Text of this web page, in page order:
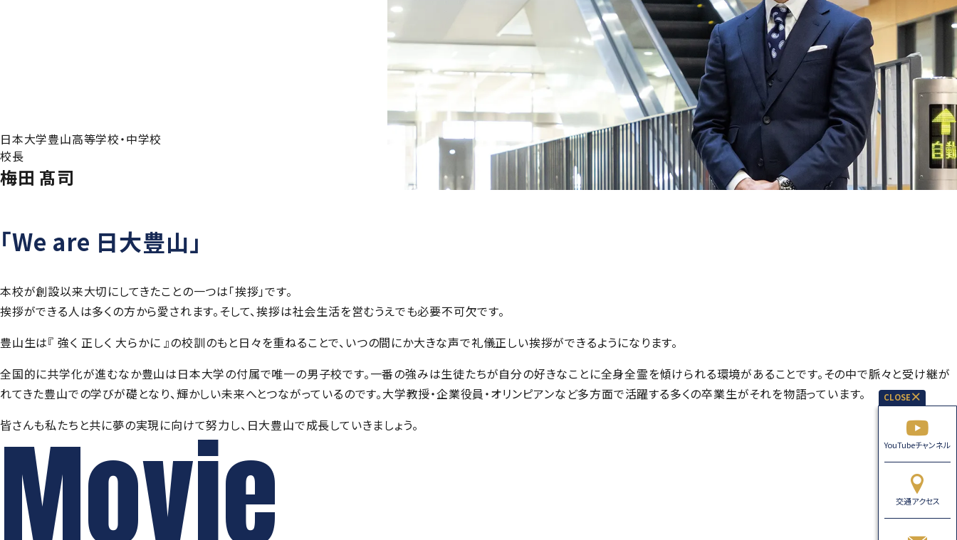
YouTubeチャンネル
交通アクセス
日本大学豊山高等学校・中学校
校長
梅田 髙司
「We are 日大豊山」
本校が創設以来大切にしてきたことの一つは「挨拶」です。
挨拶ができる人は多くの方から愛されます。そして、挨拶は社会生活を営むうえでも必要不可欠です。
豊山生は『 強く 正しく 大らかに 』の校訓のもと日々を重ねることで、いつの間にか大きな声で礼儀正しい挨拶ができるようになります。
全国的に共学化が進むなか豊山は日本大学の付属で唯一の男子校です。一番の強みは生徒たちが自分の好きなことに全身全霊を傾けられる環境があることです。その中で脈々と受け継が
れてきた豊山での学びが礎となり、輝かしい未来へとつながっているのです。大学教授・企業役員・オリンピアンなど多方面で活躍する多くの卒業生がそれを物語っています。
皆さんも私たちと共に夢の実現に向けて努力し、日大豊山で成長していきましょう。